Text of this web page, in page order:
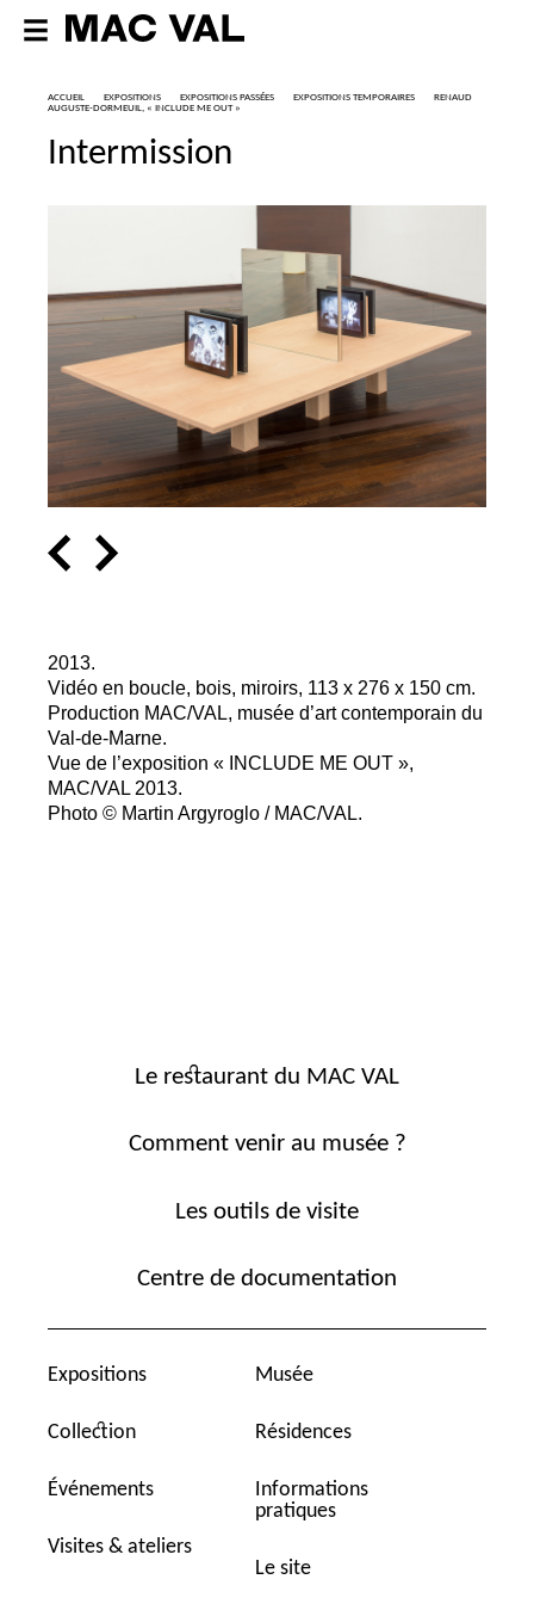
ACCUEIL EXPOSITIONS EXPOSITIONS PASSÉES EXPOSITIONS TEMPORAIRES
RENAUD
AUGUSTE-DORMEUIL, « INCLUDE ME OUT »
Intermission
2013.
Vidéo en boucle, bois, miroirs, 113 x 276 x 150 cm.
Production MAC/VAL, musée d’art contemporain du
Val-de-Marne.
Vue de l’exposition « INCLUDE ME OUT »,
MAC/VAL 2013.
Photo © Martin Argyroglo / MAC/VAL.
Le restaurant du MAC VAL
Comment venir au musée ?
Les outils de visite
Centre de documentation
Expositions
Collection
Événements
Visites & ateliers
Musée
Résidences
Informations
pratiques
Le site